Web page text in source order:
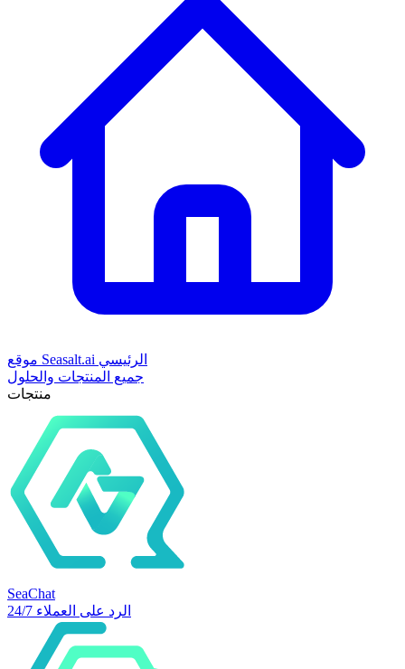
موقع Seasalt.ai الرئيسي
جميع المنتجات والحلول
منتجات
SeaChat
الرد على العملاء 24/7